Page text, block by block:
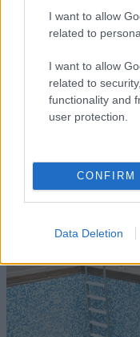
I want to allow
related to
I want to allow
related to
functionality and
user protection.
CONFIRM
Data Deletion
Σοκ στη Λάρισα:
της μητέρας και
χρήματα και